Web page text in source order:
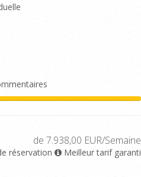
de 7.938,00 EUR/Semaine
réservation Meilleur tarif garanti